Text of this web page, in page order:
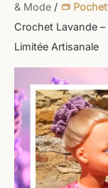
& Mode / 👝
Crochet Lavande
Limitée Artisanale